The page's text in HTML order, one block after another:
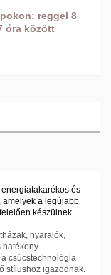
reggel 8
óra között
és
amelyek a legújabb
készülnek.
nyaralók,
hatékony
csúcstechnológia
stílushoz igazodnak.